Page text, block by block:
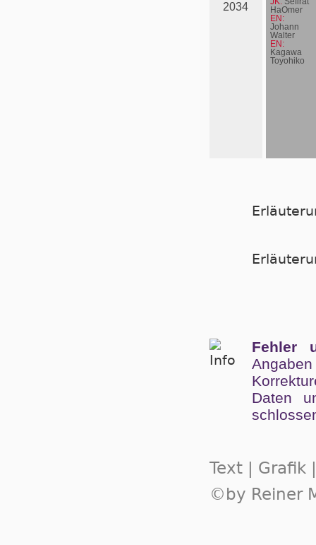
2034
HaOmer
EN:
Johann
Walter
EN:
Kagawa
Toyohiko
Fehler
Angaben
Da­ten
Text | Grafik
©by Reiner